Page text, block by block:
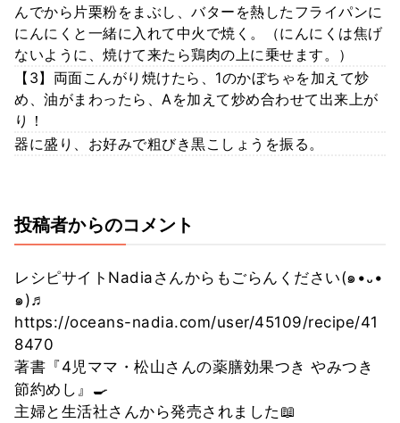
んでから片栗粉をまぶし、バターを熱したフライパンに
にんにくと一緒に入れて中火で焼く。（にんにくは焦げ
ないように、焼けて来たら鶏肉の上に乗せます。）
【3】両面こんがり焼けたら、1のかぼちゃを加えて炒
め、油がまわったら、Aを加えて炒め合わせて出来上が
り！
器に盛り、お好みで粗びき黒こしょうを振る。
投稿者からのコメント
レシピサイトNadiaさんからもごらんください(๑•᎑•
๑)♬
https://oceans-nadia.com/user/45109/recipe/41
8470
著書『4児ママ・松山さんの薬膳効果つき やみつき
節約めし』🍳
主婦と生活社さんから発売されました📖